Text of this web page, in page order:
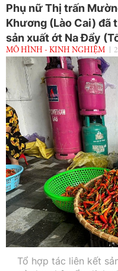
Phụ nữ Thị trấn
Khương (Lào Cai) đã
sản xuất ớt Na Đẩy
MÔ HÌNH - KINH NGHIỆM
Tổ hợp tác liên kết